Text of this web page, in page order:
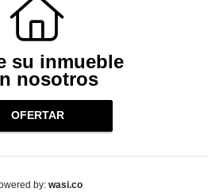
su inmueble
nosotros
OFERTAR
by: wasi.co